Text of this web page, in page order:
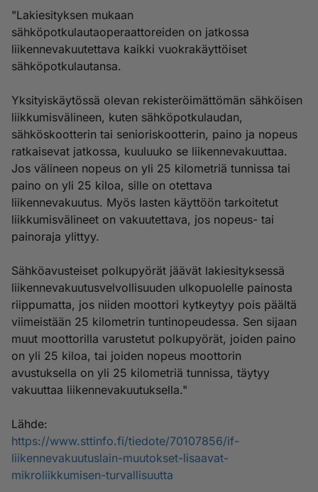
"Lakiesityksen mukaan
sähköpotkulautaoperaattoreiden on jatkossa
liikennevakuutettava kaikki vuokrakäyttöiset
sähköpotkulautansa.
Yksityiskäytössä olevan rekisteröimättömän sähköisen
liikkumisvälineen, kuten sähköpotkulaudan,
sähköskootterin tai senioriskootterin, paino ja nopeus
ratkaisevat jatkossa, kuuluuko se liikennevakuuttaa.
Jos välineen nopeus on yli 25 kilometriä tunnissa tai
paino on yli 25 kiloa, sille on otettava
liikennevakuutus. Myös lasten käyttöön tarkoitetut
liikkumisvälineet on vakuutettava, jos nopeus- tai
painoraja ylittyy.
Sähköavusteiset polkupyörät jäävät lakiesityksessä
liikennevakuutusvelvollisuuden ulkopuolelle painosta
riippumatta, jos niiden moottori kytkeytyy pois päältä
viimeistään 25 kilometrin tuntinopeudessa. Sen sijaan
muut moottorilla varustetut polkupyörät, joiden paino
on yli 25 kiloa, tai joiden nopeus moottorin
avustuksella on yli 25 kilometriä tunnissa, täytyy
vakuuttaa liikennevakuutuksella."
Lähde:
https://www.sttinfo.fi/tiedote/70107856/if-
liikennevakuutuslain-muutokset-lisaavat-
mikroliikkumisen-turvallisuutta